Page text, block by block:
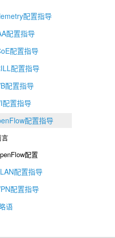
配置指导
配置指导
配置指导
配置指导
配置指导
配置指导
配置指导
言
配置
配置指导
配置指导
语